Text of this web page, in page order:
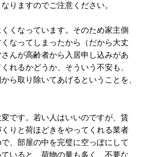
りますのでご注意ください。
くなっています。そのため家主側
なってしまったから（だから大丈
んが高齢者から入居申し込みがあ
れるかどうか、そういう不安も、
ら取り除いてあげるということを、
です。若い人はいいのですが、賃
りと荷ほどきをやってくれる業者
、部屋の中を完璧に空っぽにして
いると、荷物の量も多く、不要な